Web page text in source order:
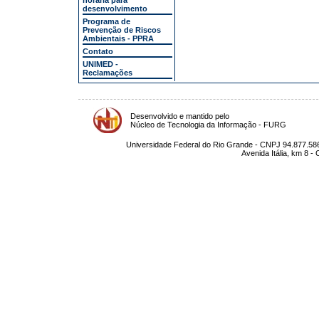
desenvolvimento
Programa de
Prevenção de Riscos
Ambientais - PPRA
Contato
UNIMED -
Reclamações
Desenvolvido e mantido pelo
Núcleo de Tecnologia da Informação - FURG
Universidade Federal do Rio Grande - CNPJ
Avenida Itália, km 8 -